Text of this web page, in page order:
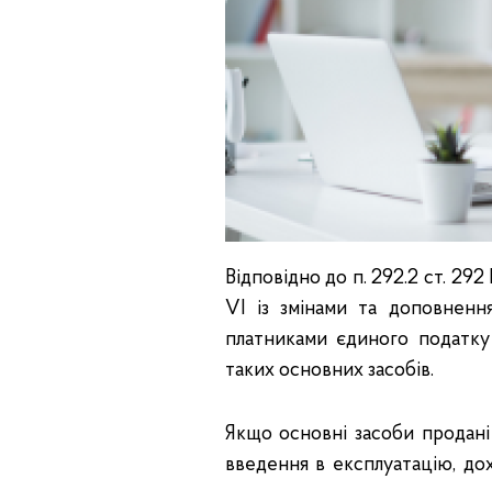
Відповідно до п. 292.2 ст.
VІ із змінами та
платниками єдиного
таких основних засобів.
Якщо основні засоби
введення в експлуатацію,